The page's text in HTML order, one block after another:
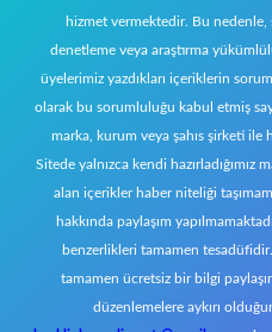
hizmet vermektedir. Bu
denetleme veya araştırma
üyelerimiz yazdıkları içeriklerin
olarak bu sorumluluğu kabul etmiş
marka, kurum veya şahıs şirketi ile
Sitede yalnızca kendi hazırladığımız
alan içerikler haber niteliği
hakkında paylaşım
benzerlikleri tamamen
tamamen ücretsiz bir bilgi
düzenlemelere aykırı